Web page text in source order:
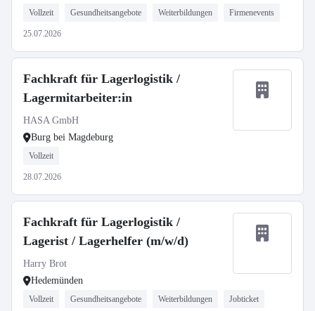
Vollzeit Gesundheitsangebote Weiterbildungen Firmenevents
25.07.2026
Fachkraft für Lagerlogistik /
Lagermitarbeiter:in
HASA GmbH
Burg bei Magdeburg
Vollzeit
28.07.2026
Fachkraft für Lagerlogistik /
Lagerist / Lagerhelfer (m/w/d)
Harry Brot
Hedemünden
Vollzeit Gesundheitsangebote Weiterbildungen Jobticket